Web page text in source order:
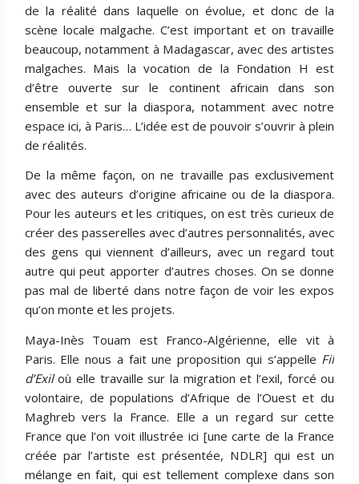
de la réalité dans laquelle on évolue, et donc de la
scène locale malgache. C’est important et on travaille
beaucoup, notamment à Madagascar, avec des artistes
malgaches. Mais la vocation de la Fondation H est
d’être ouverte sur le continent africain dans son
ensemble et sur la diaspora, notamment avec notre
espace ici, à Paris… L’idée est de pouvoir s’ouvrir à plein
de réalités.
De la même façon, on ne travaille pas exclusivement
avec des auteurs d’origine africaine ou de la diaspora.
Pour les auteurs et les critiques, on est très curieux de
créer des passerelles avec d’autres personnalités, avec
des gens qui viennent d’ailleurs, avec un regard tout
autre qui peut apporter d’autres choses. On se donne
pas mal de liberté dans notre façon de voir les expos
qu’on monte et les projets.
Maya-Inès Touam est Franco-Algérienne, elle vit à
Paris. Elle nous a fait une proposition qui s’appelle Fil
d’Exiloù elle travaille sur la migration et l’exil, forcé ou
volontaire, de populations d’Afrique de l’Ouest et du
Maghreb vers la France. Elle a un regard sur cette
France que l’on voit illustrée ici [une carte de la France
créée par l’artiste est présentée, NDLR] qui est un
mélange en fait, qui est tellement complexe dans son